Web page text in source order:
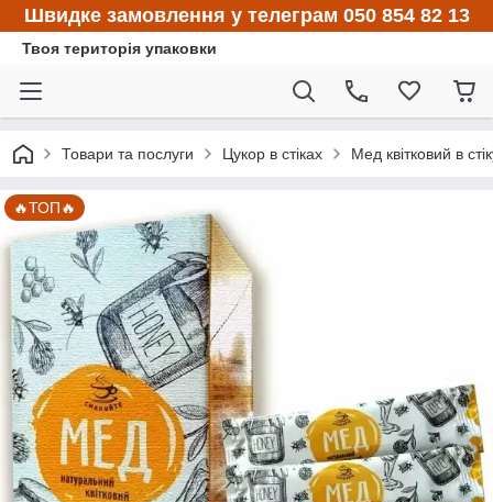
Швидке замовлення у телеграм 050 854 82 13
Твоя територія упаковки
Товари та послуги Цукор в стіках Мед квітковий в
🔥ТОП🔥